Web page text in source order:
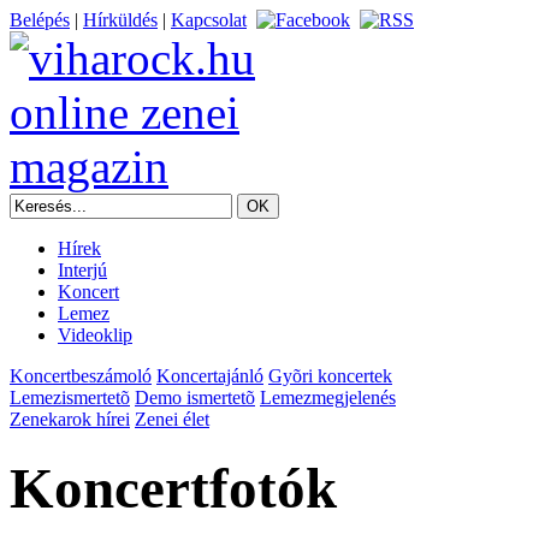
Belépés | Hírküldés | Kapcsolat
Hírek
Interjú
Koncert
Lemez
Videoklip
Koncertbeszámoló Koncertajánló Gyõri koncertek
Lemezismertetõ Demo ismertetõ Lemezmegjelenés
Zenekarok hírei Zenei élet
Koncertfotók